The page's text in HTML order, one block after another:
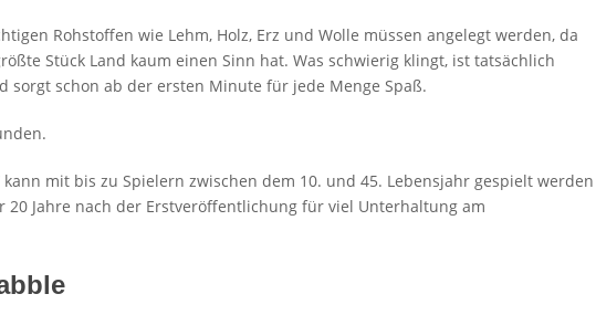
Rohstoffen wie Lehm, Holz, Erz und Wolle müssen angelegt werden, da
Stück Land kaum einen Sinn hat. Was schwierig klingt, ist tatsächlich
sorgt schon ab der ersten Minute für jede Menge Spaß.
kann mit bis zu Spielern zwischen dem 10. und 45. Lebensjahr gespielt werden
20 Jahre nach der Erstveröffentlichung für viel Unterhaltung am